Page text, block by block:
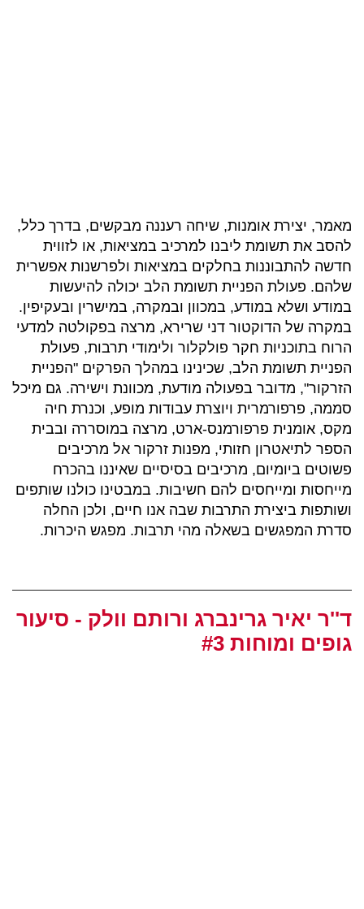
מאמר, יצירת אומנות, שיחה רעננה מבקשים, בדרך כלל,
להסב את תשומת ליבנו למרכיב במציאות, או לזווית
חדשה להתבוננות בחלקים במציאות ולפרשנות אפשרית
שלהם. פעולת הפניית תשומת הלב יכולה להיעשות
במודע ושלא במודע, במכוון ובמקרה, במישרין ובעקיפין.
במקרה של הדוקטור דני שרירא, מרצה בפקולטה למדעי
הרוח בתוכניות חקר פולקלור ולימודי תרבות, פעולת
הפניית תשומת הלב, שכינינו במהלך הפרקים "הפניית
הזרקור", מדובר בפעולה מודעת, מכוונת וישירה. גם מיכל
סממה, פרפורמרית ויוצרת עבודות מופע, וכנרת חיה
מקס, אומנית פרפורמנס-ארט, מרצה במוסררה ובבית
הספר לתיאטרון חזותי, מפנות זרקור אל מרכיבים
פשוטים ביומיום, מרכיבים בסיסיים שאיננו בהכרח
מייחסות ומייחסים להם חשיבות. במבטינו כולנו שותפים
ושותפות ביצירת התרבות שבה אנו חיים, ולכן החלה
סדרת המפגשים בשאלה מהי תרבות. מפגש היכרות.
ד''ר יאיר גרינברג ורותם וולק - סיעור
גופים ומוחות #3